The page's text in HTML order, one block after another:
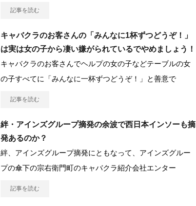
記事を読む
キャバクラのお客さんの「みんなに1杯ずつどうぞ！」
は実は女の子から凄い嫌がられているでやめましょう！
キャバクラのお客さんでヘルプの女の子などテーブルの女
の子すべてに「みんなに一杯ずつどうぞ！」と善意で
記事を読む
絆・アインズグループ摘発の余波で西日本インソーも摘
発あるのか？
絆、アインズグループ摘発にともなって、アインズグルー
プの傘下の宗右衛門町のキャバクラ紹介会社エンター
記事を読む